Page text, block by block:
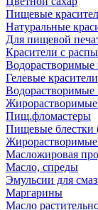
Пищевые
Натуральные
Для пищевой
Красители с
Водорастворимые
Гелевые красители
Водорастворимые
Жирорастворимые
Пищ.фломастеры
Пищевые блестки
Жирорастворимые
Масложировая
Масло, спреды
Эмульсии для
Маргарины
Масло